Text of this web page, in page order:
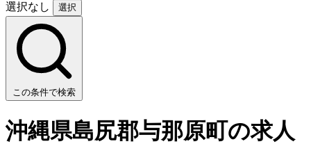
選択なし
選択
この条件で検索
沖縄県島尻郡与那原町の求人